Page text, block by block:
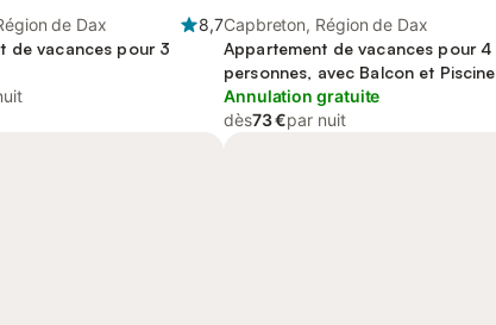
de Dax
8,7
de vacances pour 3
Capbreton, Région de Dax
Appartement de vacances pour 4
personnes, avec Balcon et Piscine
Annulation gratuite
dès73 €par nuit